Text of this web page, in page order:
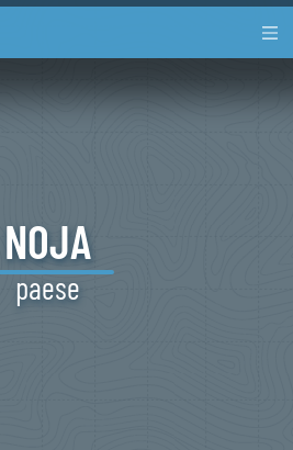
NOJA
paese